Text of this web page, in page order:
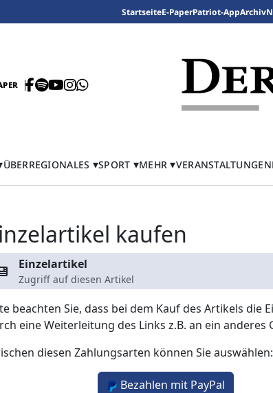
StartseiteE-PaperPatriot-AppArchiv
ÜBERREGIONALES SPORT MEHR VERANSTALTUNGEN
kaufen
Einzelartikel
Zugriff auf diesen Artikel
beachten Sie, dass bei dem Kauf des Artikels
eine Weiterleitung des Links z.B. an ein
diesen Zahlungsarten können Sie auswählen:
Bezahlen mit PayPal